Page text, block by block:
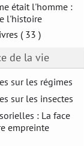
était l'homme :
l'histoire
( 33 )
de la vie
sur les régimes
sur les insectes
: La face
empreinte